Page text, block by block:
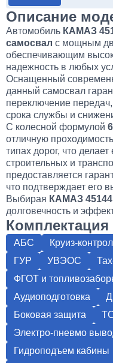
Описание
Автомобиль КАМАЗ
самосвал с мощным
обеспечивающим
надежность в любых
Оснащенный
данный самосвал
переключение
срока службы и
С колесной формулой
отличную
типах дорог, что
строительных и
предоставляется
что подтверждает его
Выбирая КАМАЗ 45144
долговечность и
Комплектация
АБС Круиз-
ГУР
УВЭОС
ФГОТ и
Аудиоподготовка
Боковая защита
Электро-пневмо
Гидроподъем кабины